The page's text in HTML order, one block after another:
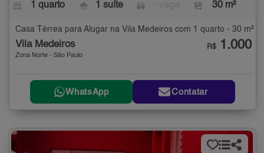
1 quarto 1 suíte 30 m²
Casa Térrea para Alugar na Vila Medeiros com 1 quarto - 30 m²
Vila Medeiros
Zona Norte - São Paulo
R$ 1.000
WhatsApp Contatar